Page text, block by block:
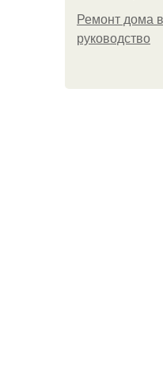
Ремонт дома
руководство